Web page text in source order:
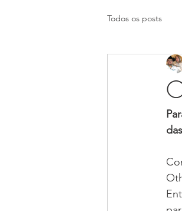
Todos os posts
Centro-Oeste
ALAGOAS-
Rio Grande
Mato